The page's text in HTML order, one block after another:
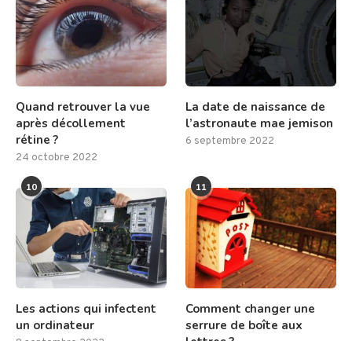
Quand retrouver la vue
après décollement
rétine ?
24 octobre 2022
La date de naissance de
l’astronaute mae jemison
6 septembre 2022
10
Les actions qui infectent
un ordinateur
11
Comment changer une
serrure de boîte aux